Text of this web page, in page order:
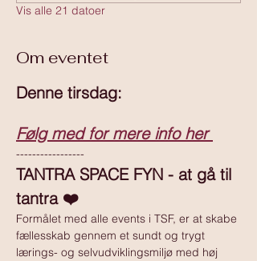
Vis alle 21 datoer
Om eventet
Denne tirsdag:
Følg med for mere info her
-----------------
TANTRA SPACE FYN - at gå til
tantra ❤️
Formålet med alle events i TSF, er at skabe
fællesskab gennem et sundt og trygt
lærings- og selvudviklingsmiljø med høj